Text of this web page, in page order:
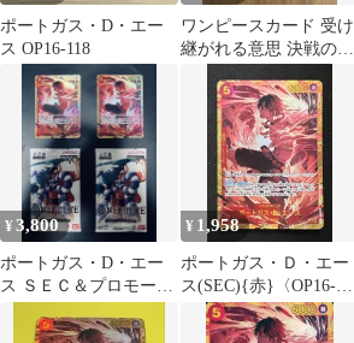
ポートガス・D・エー
ス OP16-118
ワンピースカード 受け
継がれる意思 決戦の刻
ト SEC
¥3,800
ポートガス・D・エー
ス ＳＥＣ＆プロモーシ
¥ 1,958
ポートガス・Ｄ・エー
ス(SEC){赤}〈OP16-
118〉[ブースターパッ
ク 決戦の刻【OP-16】]